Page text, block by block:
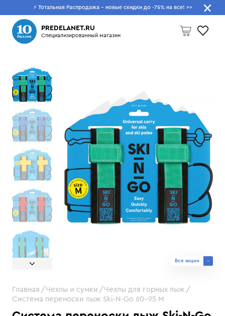
⚡ Тотальная Распродажа - новые скидки до -75% на все! >>
PREDELANET.RU
Специализированный магазин
Пусто
Что будем искать?
Все акции
Главная Чехлы и сумки
Чехлы для горных лыж
Система переноски лыж Ski-N-Go 60-95 M